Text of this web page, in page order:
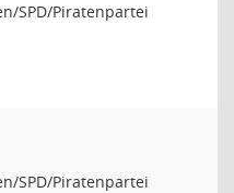
SPD/Piratenpartei
SPD/Piratenpartei